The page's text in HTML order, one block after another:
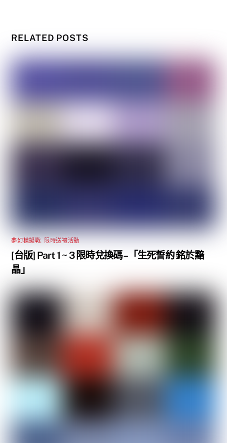
RELATED POSTS
夢幻模擬戰 限時送禮活動
[台版] Part 1 ~ 3 限時兌換碼 –「生死誓約 銘於黯
晶」